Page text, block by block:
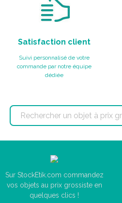
Satisfaction client
Suivi personnalisé de votre
commande par notre équipe
dédiée
Sur StockEtik.com commandez
vos objets au prix grossiste en
quelques clics !